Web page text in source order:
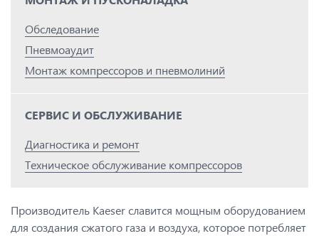
Обследование
Пневмоаудит
Монтаж компрессоров и пневмолиний
СЕРВИС И ОБСЛУЖИВАНИЕ
Диагностика и ремонт
Техническое обслуживание компрессоров
Производитель Kaeser славится мощным оборудованием
для создания сжатого газа и воздуха, которое потребляет